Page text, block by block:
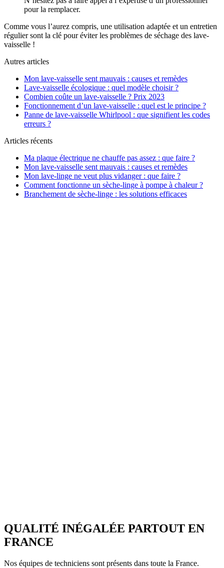
pour la remplacer.
Comme vous l’aurez compris, une utilisation adaptée et un entretien
régulier sont la clé pour éviter les problèmes de séchage des lave-
vaisselle !
Autres articles
Mon lave-vaisselle sent mauvais : causes et remèdes
Lave-vaisselle écologique : quel modèle choisir ?
Combien coûte un lave-vaisselle ? Prix 2023
Fonctionnement d’un lave-vaisselle : quel est le principe ?
Panne de lave-vaisselle Whirlpool : que signifient les codes
erreurs ?
Articles récents
Ma plaque électrique ne chauffe pas assez : que faire ?
Mon lave-vaisselle sent mauvais : causes et remèdes
Mon lave-linge ne veut plus vidanger : que faire ?
Comment fonctionne un sèche-linge à pompe à chaleur ?
Branchement de sèche-linge : les solutions efficaces
QUALITÉ INÉGALÉE PARTOUT EN
FRANCE
Nos équipes de techniciens sont présents dans toute la France.